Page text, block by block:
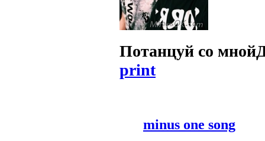
Потанцуй со мной
print
minus one song